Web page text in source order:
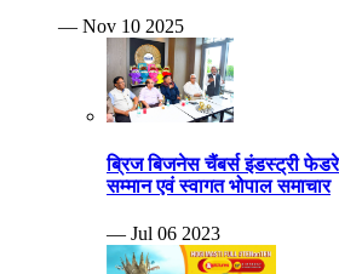
— Nov 10 2025
ब्रिज बिजनेस चैंबर्स इंडस्ट्री
सम्मान एवं स्वागत भोपाल समाचार
— Jul 06 2023